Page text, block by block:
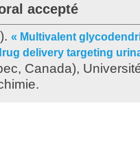
accepté
« Multivalent
delivery targeting
Canada),